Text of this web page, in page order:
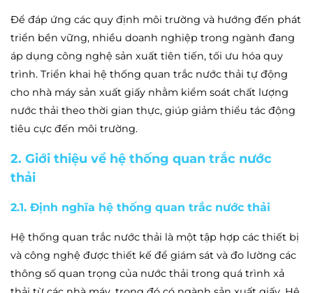
Để đáp ứng các quy định môi trường và hướng đến phát
triển bền vững, nhiều doanh nghiệp trong ngành đang
áp dụng công nghệ sản xuất tiên tiến, tối ưu hóa quy
trình. Triển khai hệ thống quan trắc nước thải tự động
cho nhà máy sản xuất giấy nhằm kiểm soát chất lượng
nước thải theo thời gian thực, giúp giảm thiểu tác động
tiêu cực đến môi trường.
2. Giới thiệu về hệ thống quan trắc nước
thải
2.1. Định nghĩa hệ thống quan trắc nước thải
Hệ thống quan trắc nước thải là một tập hợp các thiết bị
và công nghệ được thiết kế để giám sát và đo lường các
thông số quan trọng của nước thải trong quá trình xả